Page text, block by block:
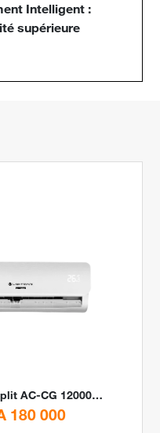
Intelligent :
supérieure
AC-CG 12000BTAU T1 R410A by Digital Stores
180 000